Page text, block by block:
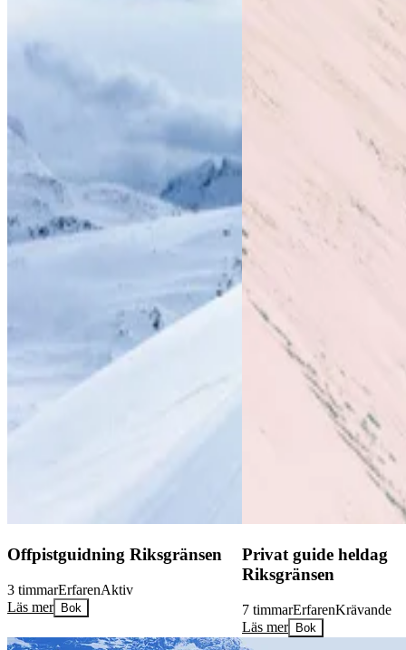
Offpistguidning Riksgränsen
3 timmarErfarenAktiv
Läs mer
Bok
Privat guide heldag
Riksgränsen
7 timmarErfarenKrävande
Läs mer
Bok